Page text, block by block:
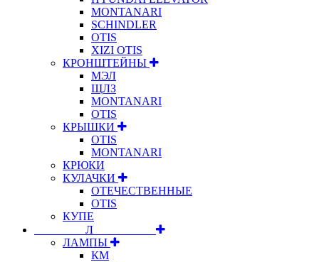
MONTANARI
SCHINDLER
OTIS
XIZI OTIS
КРОНШТЕЙНЫ
МЭЛ
ЩЛЗ
MONTANARI
OTIS
КРЫШКИ
OTIS
MONTANARI
КРЮКИ
КУЛАЧКИ
ОТЕЧЕСТВЕННЫЕ
OTIS
КУПЕ
⠀⠀⠀⠀⠀⠀Л⠀⠀⠀⠀⠀⠀⠀
ЛАМПЫ
КМ